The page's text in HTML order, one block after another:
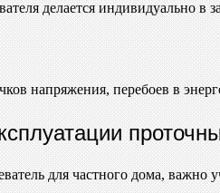
делается индивидуально в
напряжения, перебоев в
для частного дома, важно